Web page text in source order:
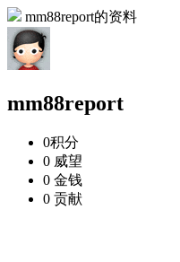
mm88report的资料
mm88report
0积分
0 威望
0 金钱
0 贡献